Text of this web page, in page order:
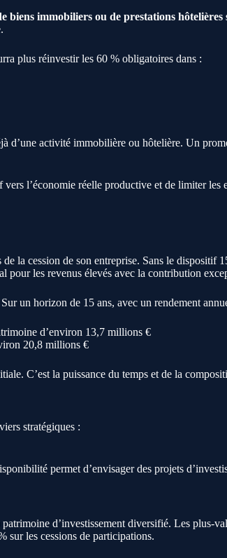
biens immobiliers ou de prestations
plus réinvestir les 60 % obligatoires dans :
d’une activité immobilière ou hôtelière. Un
l’économie réelle productive et de limiter les
la cession de son entreprise. Sans le
pour les revenus élevés avec la contribution
un horizon de 15 ans, avec un rendement
d’environ 13,7 millions €
20,8 millions €
C’est la puissance du temps et de la
stratégiques :
permet d’envisager des projets
d’investissement diversifié. Les plus-
sur les cessions de participations.